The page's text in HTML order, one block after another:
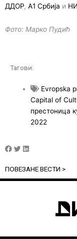
ДДОР, А1 Србија и
Фото: Марко Пудић
Тагови:
Evropska
Capital of
престоница
2022
ПОВЕЗАНЕ ВЕСТИ >